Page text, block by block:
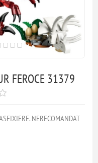
FEROCE 31379
NERECOMANDAT